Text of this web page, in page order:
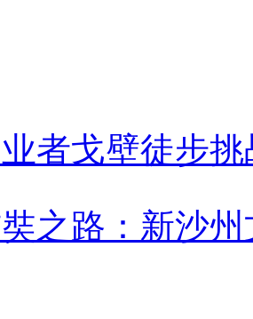
为爱出发】
岳军：从戈壁
敦煌旅游私人